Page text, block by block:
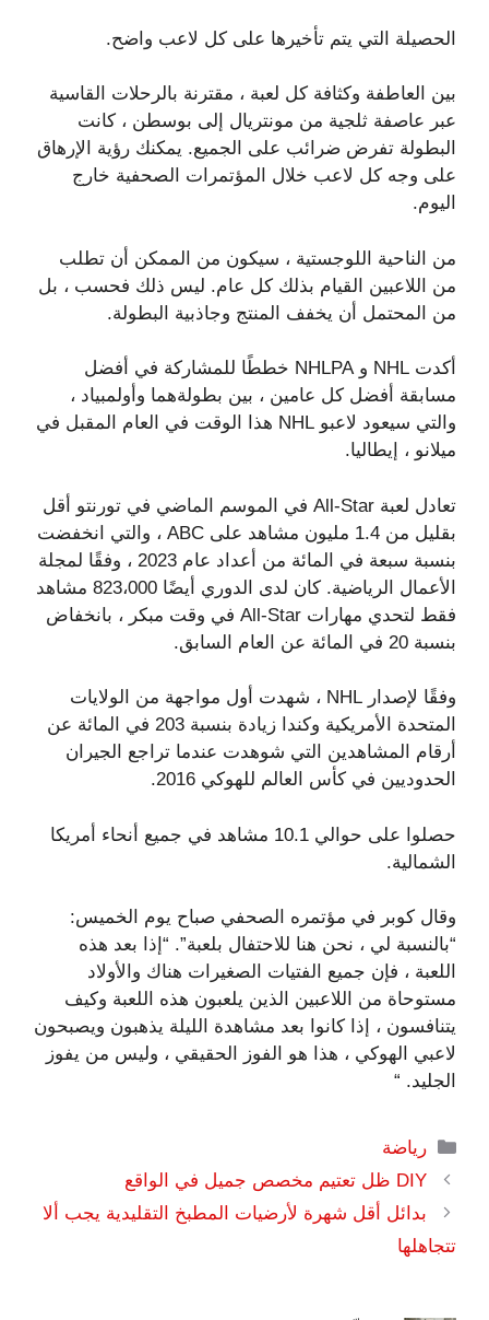
الحصيلة التي يتم تأخيرها على كل لاعب واضح.
بين العاطفة وكثافة كل لعبة ، مقترنة بالرحلات القاسية
عبر عاصفة ثلجية من مونتريال إلى بوسطن ، كانت
البطولة تفرض ضرائب على الجميع. يمكنك رؤية الإرهاق
على وجه كل لاعب خلال المؤتمرات الصحفية خارج
اليوم.
من الناحية اللوجستية ، سيكون من الممكن أن تطلب
من اللاعبين القيام بذلك كل عام. ليس ذلك فحسب ، بل
من المحتمل أن يخفف المنتج وجاذبية البطولة.
أكدت NHL و NHLPA خططًا للمشاركة في أفضل
مسابقة أفضل كل عامين ، بين بطولةهما وأولمبياد ،
والتي سيعود لاعبو NHL هذا الوقت في العام المقبل في
ميلانو ، إيطاليا.
تعادل لعبة All-Star في الموسم الماضي في تورنتو أقل
بقليل من 1.4 مليون مشاهد على ABC ، ​​والتي انخفضت
بنسبة سبعة في المائة من أعداد عام 2023 ، وفقًا لمجلة
الأعمال الرياضية. كان لدى الدوري أيضًا 823،000 مشاهد
فقط لتحدي مهارات All-Star في وقت مبكر ، بانخفاض
بنسبة 20 في المائة عن العام السابق.
وفقًا لإصدار NHL ، شهدت أول مواجهة من الولايات
المتحدة الأمريكية وكندا زيادة بنسبة 203 في المائة عن
أرقام المشاهدين التي شوهدت عندما تراجع الجيران
الحدوديين في كأس العالم للهوكي 2016.
حصلوا على حوالي 10.1 مشاهد في جميع أنحاء أمريكا
الشمالية.
وقال كوبر في مؤتمره الصحفي صباح يوم الخميس:
“بالنسبة لي ، نحن هنا للاحتفال بلعبة”. “إذا بعد هذه
اللعبة ، فإن جميع الفتيات الصغيرات هناك والأولاد
مستوحاة من اللاعبين الذين يلعبون هذه اللعبة وكيف
يتنافسون ، إذا كانوا بعد مشاهدة الليلة يذهبون ويصبحون
لاعبي الهوكي ، هذا هو الفوز الحقيقي ، وليس من يفوز
الجليد. “
التصنيفات
رياضة
DIY ظل تعتيم مخصص جميل في الواقع
بدائل أقل شهرة لأرضيات المطبخ التقليدية يجب ألا
تتجاهلها